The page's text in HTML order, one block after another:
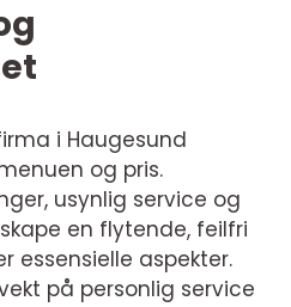
i Haugesund
og pris.
usynlig service og
en flytende, feilfri
essensielle aspekter.
på personlig service